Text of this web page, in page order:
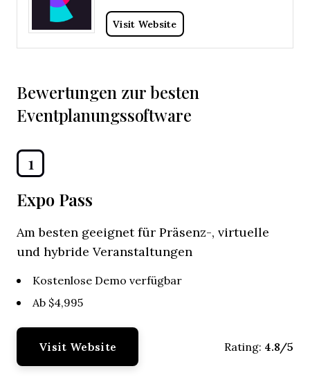
Visit Website
Bewertungen zur besten
Eventplanungssoftware
1
Expo Pass
Am besten geeignet für Präsenz-, virtuelle
und hybride Veranstaltungen
Kostenlose Demo verfügbar
Ab $4,995
Visit Website Rating: 4.8/5